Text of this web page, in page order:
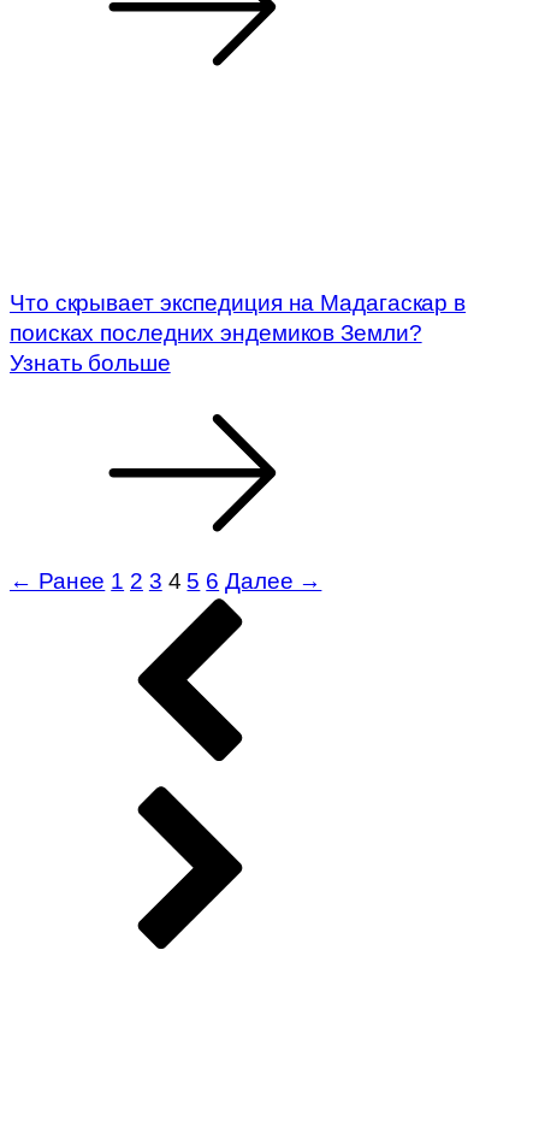
Что скрывает экспедиция на Мадагаскар в
поисках последних эндемиков Земли?
Узнать больше
← Ранее 1 2 3 4 5 6 Далее →